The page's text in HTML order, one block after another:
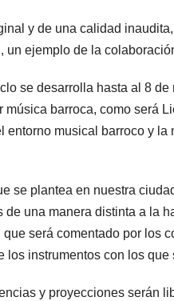
y de una calidad
un ejemplo de la
se desarrolla hasta al 8
música barroca, como será
entorno musical barroco y
se plantea en nuestra
una manera distinta a la
será comentado por los
los instrumentos con los que
y proyecciones serán